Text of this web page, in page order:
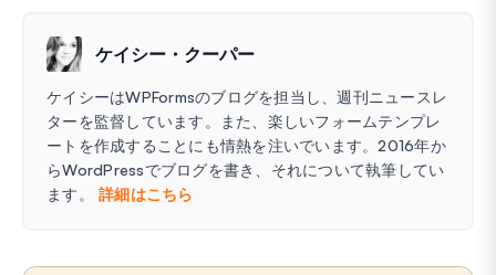
ケイシー・クーパー
ケイシーはWPFormsのブログを担当し、週刊ニュースレ
ターを監督しています。また、楽しいフォームテンプレ
ートを作成することにも情熱を注いでいます。2016年か
らWordPressでブログを書き、それについて執筆してい
ます。 詳細はこちら